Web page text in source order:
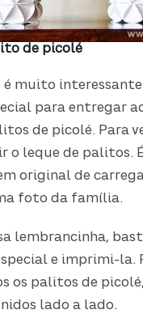
de picolé
é muito
para entregar
de picolé. Para
o leque de palitos.
original de
foto da família.
lembrancinha,
e imprimi-la.
os palitos de
lado a lado.